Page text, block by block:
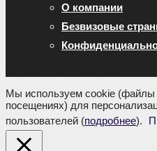
О компании
Безвизовые
Мы используем cookie
посещениях) для
пользователей (подробнее).